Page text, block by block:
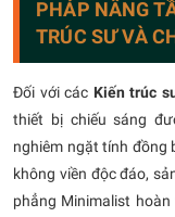
PHÁP NÂNG
TRÚC SƯ VÀ
Đối với các Kiến trúc
thiết bị chiếu sáng
nghiêm ngặt tính đồng
không viền độc đáo,
phẳng Minimalist